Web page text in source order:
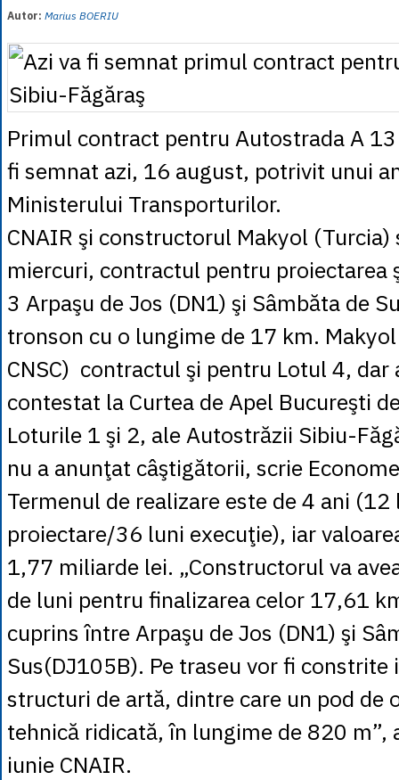
1 NOK= 0.4191
1 RSD= 0.0425
1 RUB = 0.0530
1 SEK= 0.4526
1 TRY
= 0.1141
1 UAH= 0.1048
Autor: Marius BOERIU
Primul contract pentru Autostrada A
fi semnat azi, 16 august, potrivit unui
Ministerului Transporturilor.
CNAIR şi constructorul Makyol (Turcia)
miercuri, contractul pentru proiectarea
3 Arpaşu de Jos (DN1) şi Sâmbăta de
tronson cu o lungime de 17 km.
CNSC) contractul şi pentru Lotul 4, dar
contestat la Curtea de Apel Bucureşti
Loturile 1 şi 2, ale Autostrăzii Sibiu-
nu a anunţat câştigătorii, scrie
Termenul de realizare este de 4 ani (12
proiectare/36 luni execuţie), iar
1,77 miliarde lei. „Constructorul va
de luni pentru finalizarea celor 17,61
cuprins între Arpaşu de Jos (DN1) şi
Sus(DJ105B). Pe traseu vor fi constrite
structuri de artă, dintre care un pod de
tehnică ridicată, în lungime de 820 m”,
iunie CNAIR.